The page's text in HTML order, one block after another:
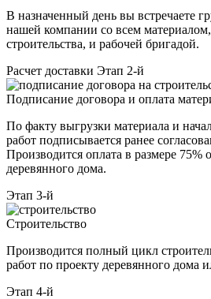
В назначенный день вы встречаете
нашей компании со всем
строительства, и рабочей бригадой.
Расчет доставки Этап 2-й
Подписание договора и оплата
По факту выгрузки материала и
работ подписывается ранее
Производится оплата в размере 75%
деревянного дома.
Этап 3-й
Строительство
Производится полный цикл
работ по проекту деревянного дома
Этап 4-й